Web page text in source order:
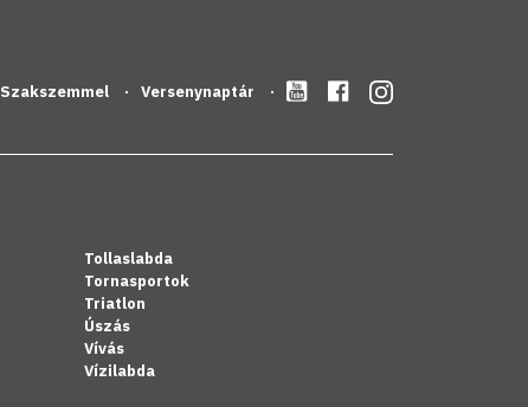
Szakszemmel Versenynaptár
Tollaslabda
Tornasportok
Triatlon
Úszás
Vívás
Vízilabda